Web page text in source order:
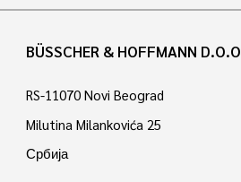
BÜSSCHER & HOFFMANN D.O.O
RS-11070 Novi Beograd
Milutina Milankovića 25
Србија